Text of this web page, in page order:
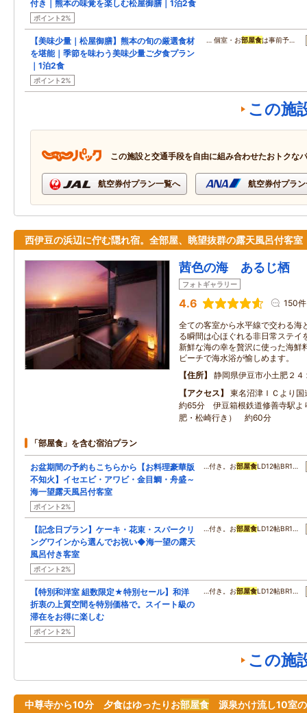
付き｜熊本の味覚を楽しむ松屋御膳｜1泊2食
ポイント2%
【美味少量｜松屋御膳】熊本の旬の厳選食材
を堪能｜季節を味わう美味少量ご夕食プラン
｜1泊2食
ポイント2%
… 個室・お部屋食は事前予…
この施
この施設と交通手段を自由に組み合わせたおトクな
航空券付プラン一覧へ 航空券付プラ
西伊豆の浜辺に佇む隠れ宿。全部屋、眺望抜群の露天風呂付客室
茜色の海 あるじ栖
フォトギャラリー
4.6 150件
全ての客室から水平線で交わる海
る瞬間は心ほぐれる非日常ステイ
新鮮な海の幸を贅沢に使った海鮮
ビーチで海水浴が愉しめます。
住所
静岡県伊豆市小土肥２４
アクセス
東名沼津ＩＣより
約65分 伊豆箱根鉄道修善寺駅よ
肥・松崎行き） 約60分
「部屋食」を含む宿泊プラン
お盆期間の予約もこちらから【お料理豪華版
不知火】イセエビ・アワビ・金目鯛・舟盛～
海一望露天風呂付客室
ポイント2%
…付き。お部屋食LD12帖BR1…
【記念日プラン】ケーキ・花束・スパークリ
ングワインから選んでお祝い◆海一望の露天
風呂付き客室
ポイント2%
…付き。お部屋食LD12帖BR1…
【特別和洋室 組数限定★特別セール】和洋
折衷の上質空間を特別価格で。スイート級の
滞在をお得に楽しむ
ポイント2%
…付き。お部屋食LD12帖BR1…
この施
中尊寺から10分 夕食はゆったりお部屋食 源泉かけ流し10室